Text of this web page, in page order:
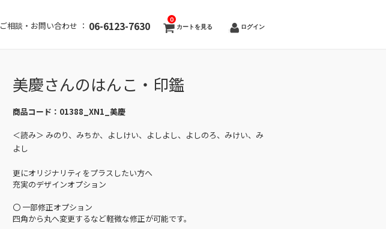
ご相談・お問い合わせ ： 06-6123-7630 カートを見る
0
ログイン
美慶さんのはんこ・印鑑
商品コード： 01388_XN1_美慶
＜読み＞ みのり、みちか、よしけい、よしよし、よしのろ、みけい、み
よし
更にオリジナリティをプラスしたい方へ
充実のデザインオプション
〇 一部修正オプション
四角から丸へ変更するなど軽微な修正が可能です。